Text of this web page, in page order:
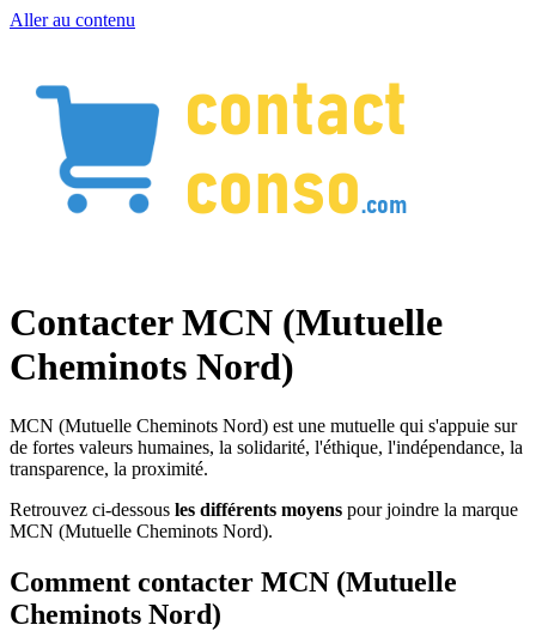
Aller au contenu
Contacter MCN (Mutuelle
Cheminots Nord)
MCN (Mutuelle Cheminots Nord) est une mutuelle qui s'appuie sur
de fortes valeurs humaines, la solidarité, l'éthique, l'indépendance, la
transparence, la proximité.
Retrouvez ci-dessous les différents moyens pour joindre la marque
MCN (Mutuelle Cheminots Nord).
Comment contacter MCN (Mutuelle
Cheminots Nord)